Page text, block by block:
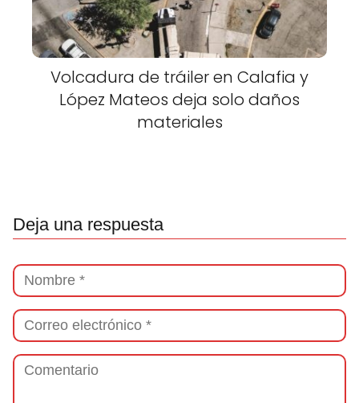
Volcadura de tráiler en Calafia y
López Mateos deja solo daños
materiales
Deja una respuesta